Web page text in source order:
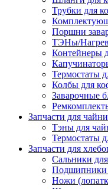
Трубки для
Поршни
ТЭНы/
Контейнеры
Термостаты
Колбы для
Заварочные
Запчасти для
Тэны для
Термостаты
Запчасти для
Сальники
Подшипники
Ножи